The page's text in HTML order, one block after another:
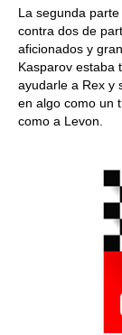
La segunda
contra dos de
aficionados y
Kasparov estaba
ayudarle a Rex y
en algo como un
como a Levon.